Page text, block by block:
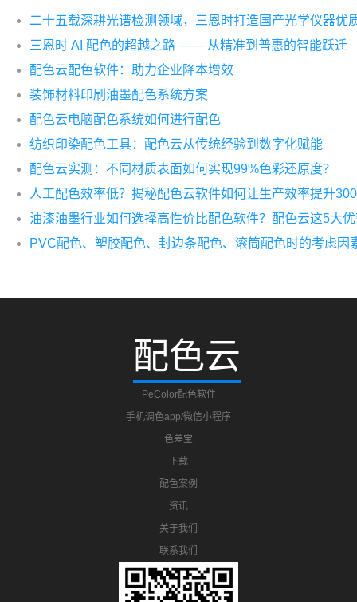
二十五载深耕光谱检测领域，三恩时打造国产光学仪器优
三恩时 AI 配色的超越之路 —— 从精准到普惠的智能跃迁
配色云配色软件：助力企业降本增效
装饰材料印刷油墨配色系统方案
配色云电脑配色系统如何进行配色
纺织印染配色工具：配色云从传统经验到数字化赋能
配色云实测：不同材质表面如何实现99%色彩还原度？
人工配色效率低？揭秘配色云软件如何让生产效率提升
油漆油墨行业如何选择高性价比配色软件？配色云这5大
PVC配色、塑胶配色、封边条配色、滚筒配色时的考虑因
配色云
PeColor配色软件
手机调色app/微信小程序
色差宝
下载
配色案例
资讯
关于我们
联系我们